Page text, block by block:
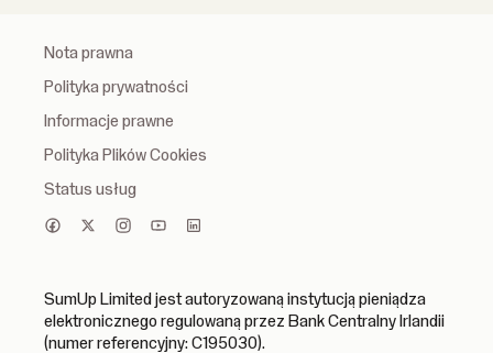
Nota prawna
Polityka prywatności
Informacje prawne
Polityka Plików Cookies
Status usług
SumUp Limited jest autoryzowaną instytucją pieniądza
elektronicznego regulowaną przez Bank Centralny Irlandii
(numer referencyjny: C195030).